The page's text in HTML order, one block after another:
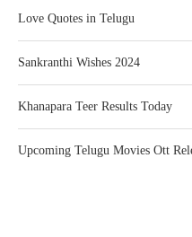
Love Quotes in Telugu
Sankranthi Wishes 2024
Khanapara Teer Results Today
Upcoming Telugu Movies Ott